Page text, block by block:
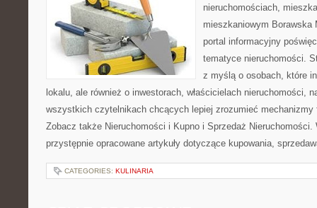
nieruchomościach,
mieszkaniowym Borawska
portal informacyjny
tematyce nieruchomości.
z myślą o osobach, które
lokalu, ale również o inwestorach, właścicielach nieruchomości,
wszystkich czytelnikach chcących lepiej zrozumieć mechanizmy
Zobacz także Nieruchomości i Kupno i Sprzedaż
przystępnie opracowane artykuły dotyczące kupowania,
CATEGORIES: KULINARIA